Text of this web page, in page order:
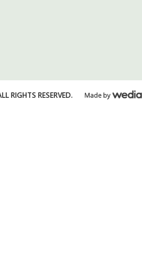
RIGHTS RESERVED.